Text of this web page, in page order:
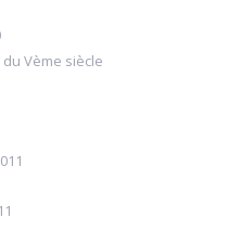
Vème siècle